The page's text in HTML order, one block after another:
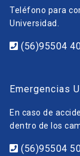
Teléfono para
Universidad.
(56)95504
Emergencias
En caso de
dentro de los
(56)95504